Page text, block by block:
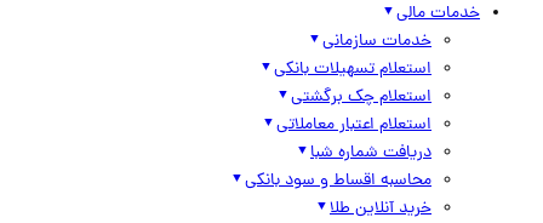
خدمات مالی
خدمات سازمانی
استعلام تسهیلات بانکی
استعلام چک برگشتی
استعلام اعتبار معاملاتی
دریافت شماره شبا
محاسبه اقساط و سود بانکی
خرید آنلاین طلا